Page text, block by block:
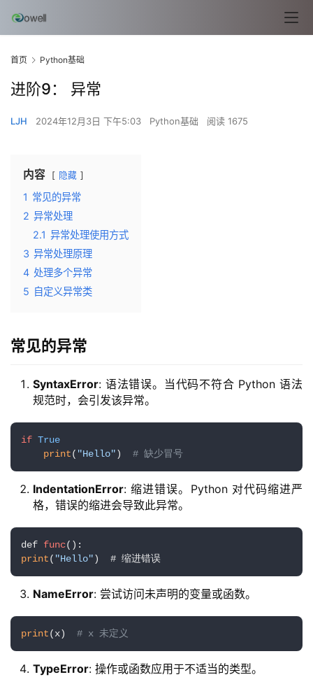
首页 Python基础
进阶9： 异常
LJH 2024年12月3日 下午5:03 Python基础 阅读 1675
内容 隐藏
1 常见的异常
2 异常处理
2.1 异常处理使用方式
3 异常处理原理
4 处理多个异常
5 自定义异常类
常见的异常
SyntaxError: 语法错误。当代码不符合 Python 语法
规范时，会引发该异常。
if True
print( "Hello") # 缺少冒号
IndentationError: 缩进错误。Python 对代码缩进严
格，错误的缩进会导致此异常。
def func()
print( "Hello")  # 缩进错误
NameError: 尝试访问未声明的变量或函数。
print(x) # x 未定义
TypeError: 操作或函数应用于不适当的类型。